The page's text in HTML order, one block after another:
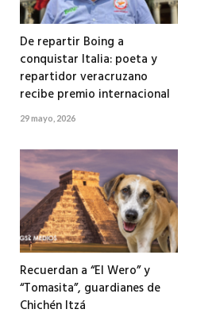
De repartir Boing a
conquistar Italia: poeta y
repartidor veracruzano
recibe premio internacional
29 mayo, 2026
Recuerdan a “El Wero” y
“Tomasita”, guardianes de
Chichén Itzá